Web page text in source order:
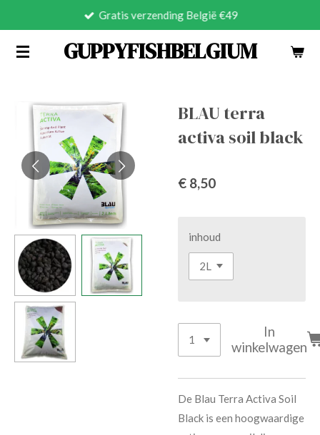
naar
GUPPYFISHBELGIUM
Gratis verzending België €49
BLAU terra
activa soil black
€ 8,50
inhoud
In
winkelwagen
De Blau Terra Activa Soil
Black is een hoogwaardige